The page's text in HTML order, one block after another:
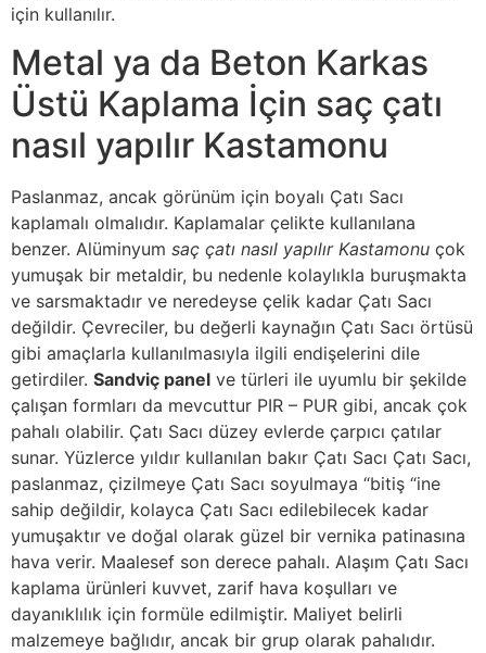
için kullanılır.
Metal ya da Beton Karkas
Üstü Kaplama İçin saç çatı
nasıl yapılır Kastamonu
Paslanmaz, ancak görünüm için boyalı Çatı Sacı
kaplamalı olmalıdır. Kaplamalar çelikte kullanılana
benzer. Alüminyum saç çatı nasıl yapılır Kastamonu çok
yumuşak bir metaldir, bu nedenle kolaylıkla buruşmakta
ve sarsmaktadır ve neredeyse çelik kadar Çatı Sacı
değildir. Çevreciler, bu değerli kaynağın Çatı Sacı örtüsü
gibi amaçlarla kullanılmasıyla ilgili endişelerini dile
getirdiler. Sandviç panel ve türleri ile uyumlu bir şekilde
çalışan formları da mevcuttur PIR – PUR gibi, ancak çok
pahalı olabilir. Çatı Sacı düzey evlerde çarpıcı çatılar
sunar. Yüzlerce yıldır kullanılan bakır Çatı Sacı Çatı Sacı,
paslanmaz, çizilmeye Çatı Sacı soyulmaya “bitiş “ine
sahip değildir, kolayca Çatı Sacı edilebilecek kadar
yumuşaktır ve doğal olarak güzel bir vernika patinasına
hava verir. Maalesef son derece pahalı. Alaşım Çatı Sacı
kaplama ürünleri kuvvet, zarif hava koşulları ve
dayanıklılık için formüle edilmiştir. Maliyet belirli
malzemeye bağlıdır, ancak bir grup olarak pahalıdır.